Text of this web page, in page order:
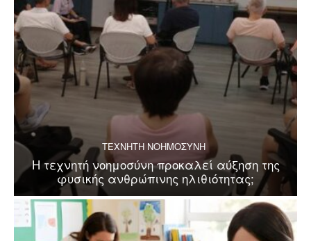
ΤΕΧΝΗΤΗ ΝΟΗΜΟΣΥΝΗ
Η τεχνητή νοημοσύνη προκαλεί αύξηση της
φυσικής ανθρώπινης ηλιθιότητας;